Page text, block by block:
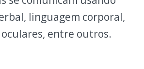
linguagem corporal,
entre outros.